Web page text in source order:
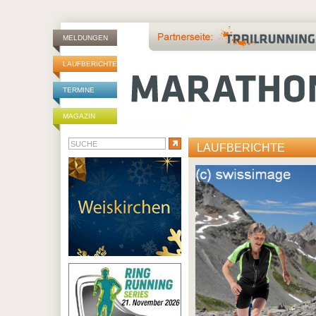
MELDUNGEN
LAUFBERICHTE
TERMINE
MAGAZIN
LAUFBERICHTE